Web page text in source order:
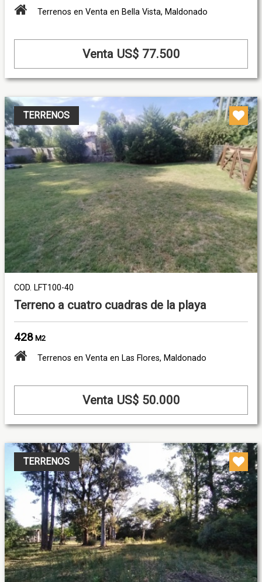
Terrenos en Venta en Bella Vista, Maldonado
Venta US$ 77.500
TERRENOS
COD. LFT100-40
Terreno a cuatro cuadras de la playa
428 M2
Terrenos en Venta en Las Flores, Maldonado
Venta US$ 50.000
TERRENOS